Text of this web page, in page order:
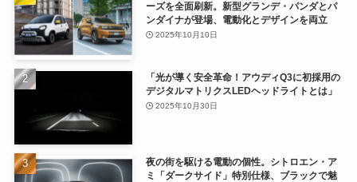
ーズを全面刷新。新型グランデ・パンダとパ
ンダイナが登場、電動化とデザインを両立
2025年10月10日
「光が導く安全革命！アウディQ3に初採用の
デジタルマトリクスLEDヘッドライトとは」
2025年10月30日
夜の街を駆ける電動の個性。シトロエン・ア
ミ「ダークサイド」特別仕様、ブラックで魅